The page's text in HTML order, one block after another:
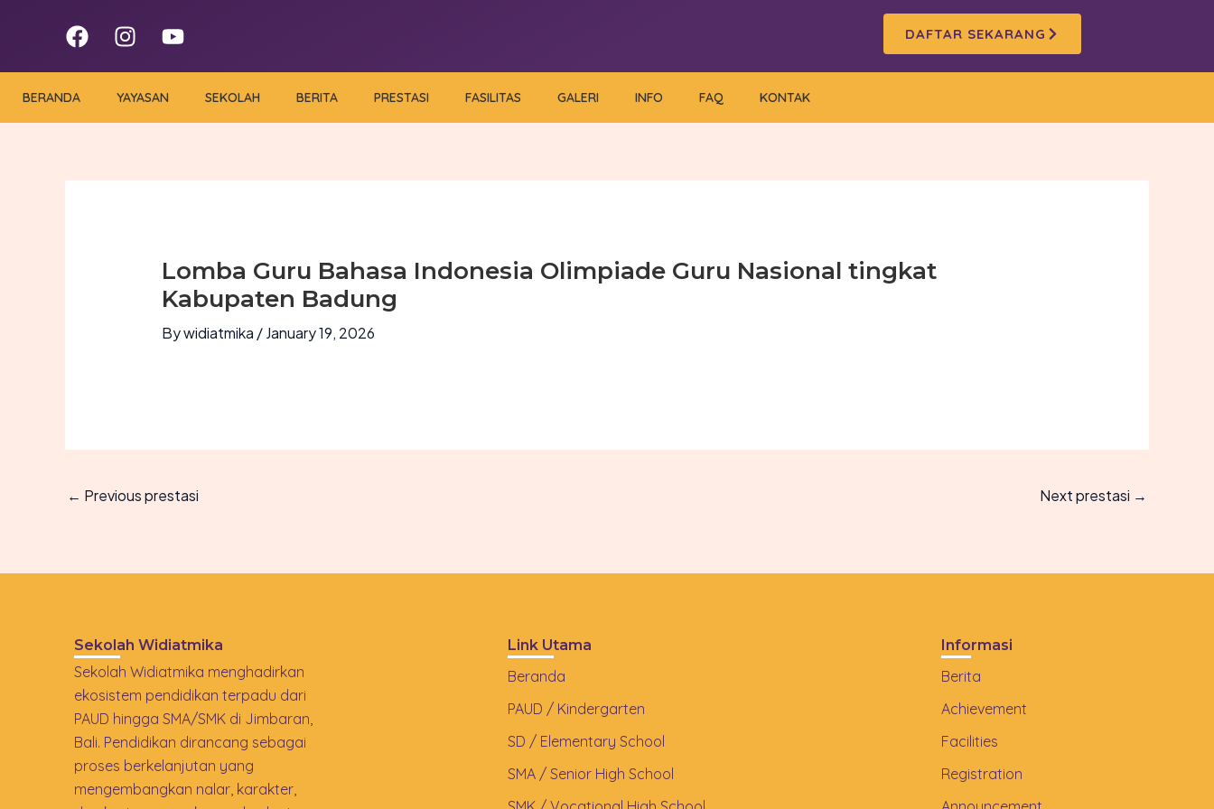
F
a
c
e
k
I
n
s
t
a
Y
o
u
DAFTAR SEKARANG
BERANDA YAYASAN SEKOLAH BERITA PRESTASI FASILITAS GALERI INFO FAQ KONTAK
Lomba Guru Bahasa Indonesia Olimpiade Guru Nasional tingkat
Kabupaten Badung
Bywidiatmika /January 19, 2026
← Previous prestasi Next prestasi →
Sekolah Widiatmika
Sekolah Widiatmika menghadirkan
ekosistem pendidikan terpadu dari
PAUD hingga SMA/SMK di Jimbaran,
Bali. Pendidikan dirancang sebagai
proses berkelanjutan yang
mengembangkan nalar, karakter,
Link Utama
Beranda
PAUD / Kindergarten
SD / Elementary School
SMA / Senior High School
Informasi
Berita
Achievement
Facilities
Registration